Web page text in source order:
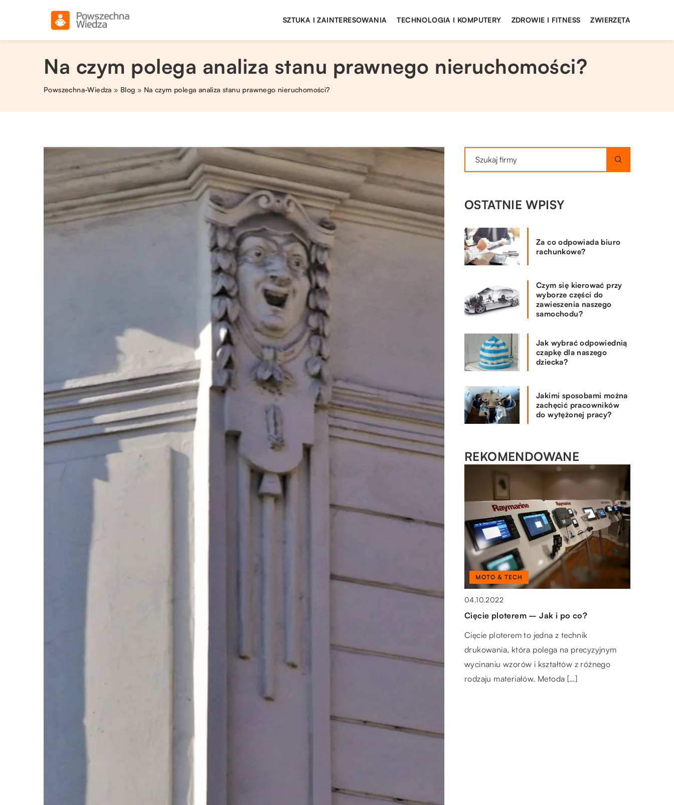
SZTUKA I ZAINTERESOWANIA TECHNOLOGIA I KOMPUTERY ZDROWIE I FITNESS ZWIERZĘTA
Na czym polega analiza stanu prawnego nieruchomości?
Powszechna-Wiedza » Blog » Na czym polega analiza stanu prawnego nieruchomości?
OSTATNIE WPISY
Za co odpowiada biuro
rachunkowe?
Czym się kierować przy
wyborze części do
zawieszenia naszego
samochodu?
Jak wybrać odpowiednią
czapkę dla naszego
dziecka?
Jakimi sposobami można
zachęcić pracowników
do wytężonej pracy?
REKOMENDOWANE
DOM I OTOCZENIE
19.06.2019
Jakie efekty dają lampy
energooszczędne?
Jedną z kluczowych cech współczesnych
źródeł światła jest energooszczędność. To
właśnie ona decyduje o niskich opłatach za
prąd, co dla […]
MOTO & TECH
04.10.2022
Cięcie ploterem – Jak i po co?
Cięcie ploterem to jedna z technik
drukowania, która polega na precyzyjnym
wycinaniu wzorów i kształtów z różnego
rodzaju materiałów. Metoda […]
ZDROWE CIAŁO
27.01.2021
Jak zniwelować cienie pod oczami?
By podjąć efektywną walkę z cieniami pod
oczami, warto zastosować ujędrniające serum
pod oczy. To bardzo praktyczny specyfik z
uwagi […]